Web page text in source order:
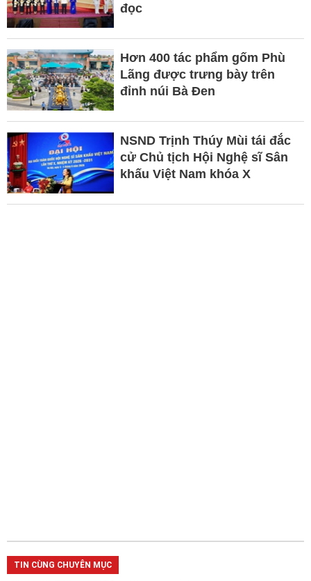
đọc
Hơn 400 tác phẩm gốm Phù
Lãng được trưng bày trên
đỉnh núi Bà Đen
NSND Trịnh Thúy Mùi tái đắc
cử Chủ tịch Hội Nghệ sĩ Sân
khấu Việt Nam khóa X
TIN CÙNG CHUYÊN MỤC